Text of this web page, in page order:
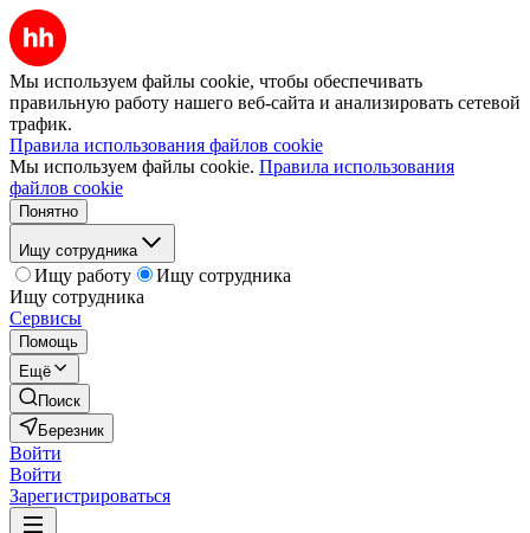
Мы используем файлы cookie, чтобы обеспечивать
правильную работу нашего веб-сайта и анализировать сетевой
трафик.
Правила использования файлов cookie
Мы используем файлы cookie. Правила использования
файлов cookie
Понятно
Ищу сотрудника
Ищу работу
Ищу сотрудника
Ищу сотрудника
Сервисы
Помощь
Ещё
Поиск
Березник
Войти
Войти
Зарегистрироваться